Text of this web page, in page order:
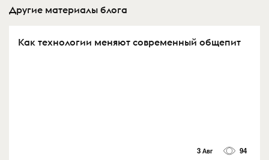
Другие материалы блога
Как технологии меняют современный общепит
3 Авг 94